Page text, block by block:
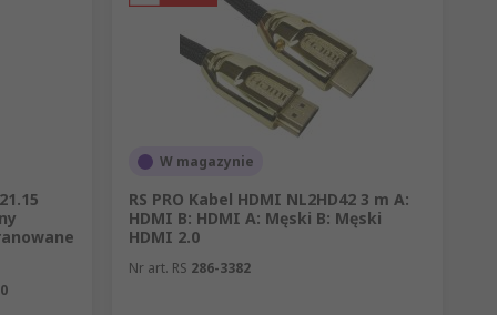
W magazynie
RS PRO Kabel HDMI NL2HD42 3 m A:
HDMI B: HDMI A: Męski B: Męski
HDMI 2.0
Nr art. RS 286-3382